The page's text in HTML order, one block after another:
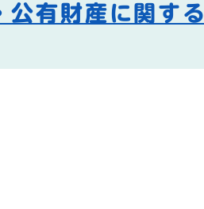
公有財産に関する